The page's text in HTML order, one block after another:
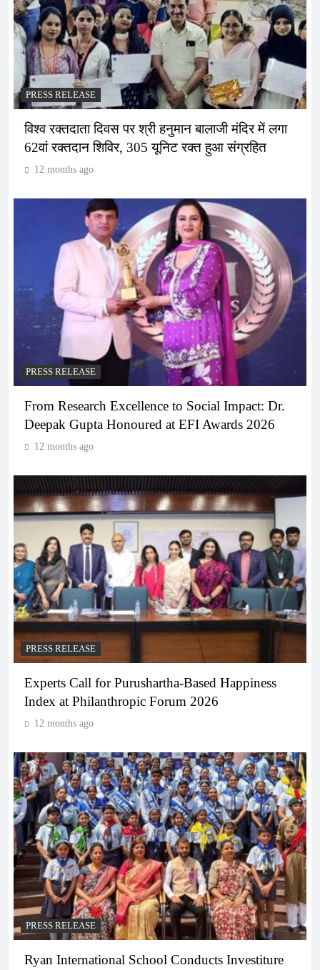
PRESS RELEASE
विश्व रक्तदाता दिवस पर श्री हनुमान बालाजी मंदिर में लगा
62वां रक्तदान शिविर, 305 यूनिट रक्त हुआ संग्रहित
12 months ago
PRESS RELEASE
From Research Excellence to Social Impact: Dr.
Deepak Gupta Honoured at EFI Awards 2026
12 months ago
PRESS RELEASE
Experts Call for Purushartha-Based Happiness
Index at Philanthropic Forum 2026
12 months ago
PRESS RELEASE
Ryan International School Conducts Investiture